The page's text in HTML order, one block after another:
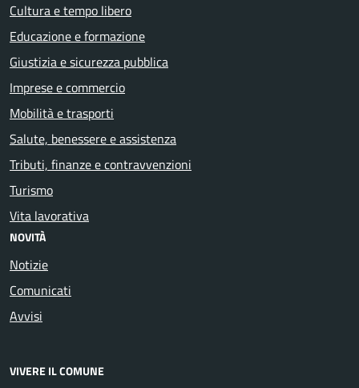
Cultura e tempo libero
Educazione e formazione
Giustizia e sicurezza pubblica
Imprese e commercio
Mobilità e trasporti
Salute, benessere e assistenza
Tributi, finanze e contravvenzioni
Turismo
Vita lavorativa
NOVITÀ
Notizie
Comunicati
Avvisi
VIVERE IL COMUNE